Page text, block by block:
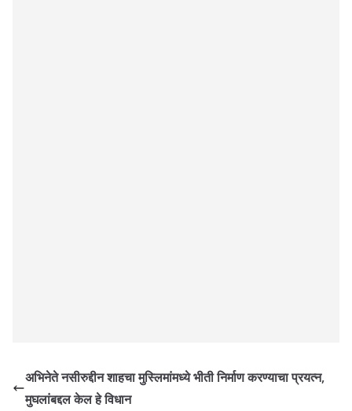
अभिनेते नसीरुद्दीन शाहचा मुस्लिमांमध्ये भीती निर्माण करण्याचा प्रयत्न,
मुघलांबद्दल केल हे विधान